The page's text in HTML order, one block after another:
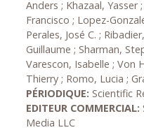
Anders ; Khazaal, Yasser
Francisco ; Lopez-
Perales, José C. ;
Guillaume ; Sharman,
Varescon, Isabelle ; Von
Thierry ; Romo, Lucia ;
PÉRIODIQUE:Scientific
EDITEUR COMMERCIAL:
Media LLC